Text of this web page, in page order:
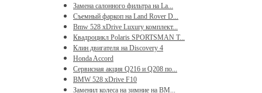
Замена салонного фильтра на La...
Съемный фаркоп на Land Rover D...
Bmw 528 xDrive Luxury комплект...
Квадроцикл Polaris SPORTSMAN T...
Клин двигателя на Discovery 4
Honda Accord
Сервисная акция Q216 и Q208 по...
BMW 528 xDrive F10
Заменил колеса на зимние на BM...